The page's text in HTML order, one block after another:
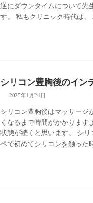
逆にダウンタイムについて先
す。 私もクリニック時代は
シリコン豊胸後のイン
2025年1月24日
シリコン豊胸後はマッサージ
くなるまで時間がかかります
状態が続くと思います。 シ
ペで初めてシリコンを触っ